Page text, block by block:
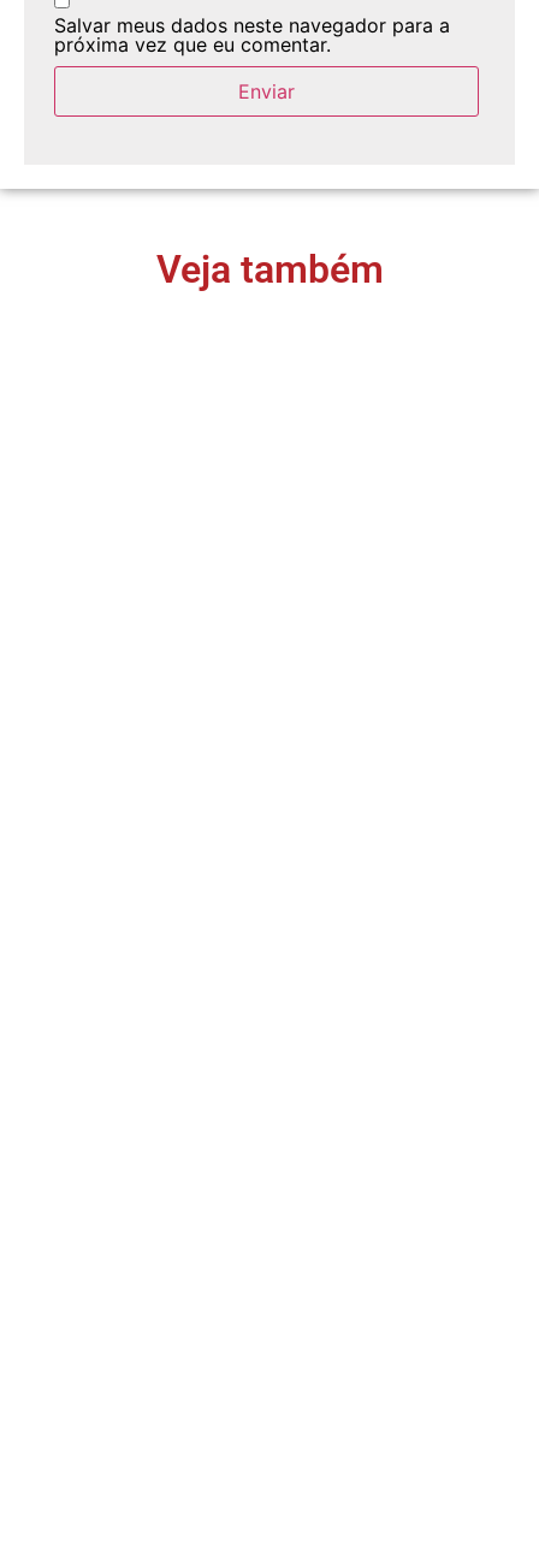
Salvar meus dados neste navegador para a
próxima vez que eu comentar.
Veja também